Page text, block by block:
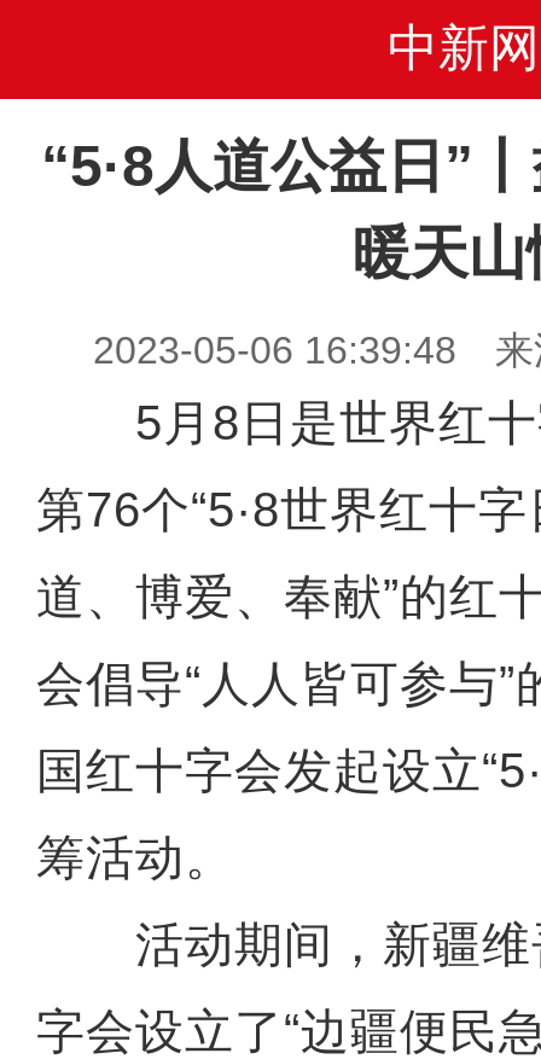
中新网
“5·8人道公益日”
暖天山
2023-05-06 16:39:48 来
5月8日是世界红十
第76个“5·8世界红十字
道、博爱、奉献”的红
会倡导“人人皆可参与
国红十字会发起设立
筹活动。
活动期间，新疆维
字会设立了“边疆便民